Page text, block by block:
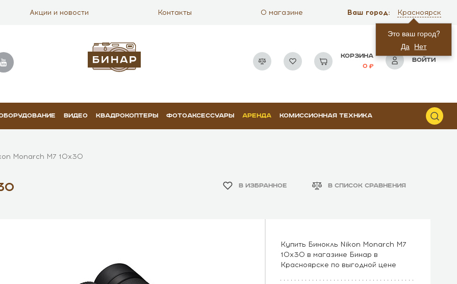
Акции и новости Контакты О магазине Ваш город:
Это ваш город?
Да Нет
Красноярск
КОРЗИНА
0
ВОЙТИ
ВИДЕО КВАДРОКОПТЕРЫ ФОТОАКСЕССУАРЫ АРЕНДА КОМИССИОННАЯ ТЕХНИКА
Monarch M7 10x30
В ИЗБРАННОЕ В СПИСОК СРАВНЕНИЯ
Купить Бинокль Nikon Monarch M7
10x30 в магазине Бинар в
Красноярске по выгодной цене